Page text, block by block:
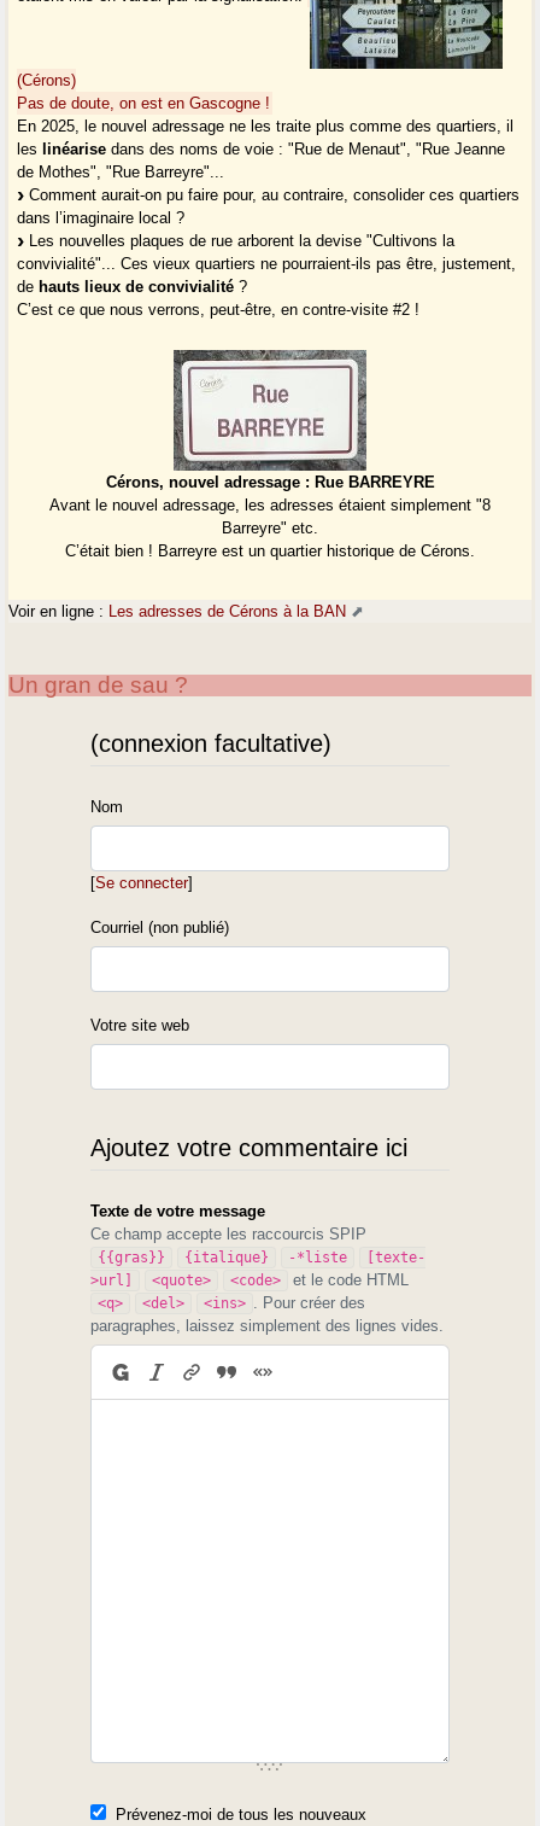
(Cérons)
Pas de doute, on est en Gascogne !
En 2025, le nouvel adressage ne les traite plus comme des quartiers, il
les linéarise dans des noms de voie : "Rue de Menaut", "Rue Jeanne
de Mothes", "Rue Barreyre"...
Comment aurait-on pu faire pour, au contraire, consolider ces quartiers
dans l’imaginaire local ?
Les nouvelles plaques de rue arborent la devise "Cultivons la
convivialité"... Ces vieux quartiers ne pourraient-ils pas être, justement,
de hauts lieux de convivialité ?
C’est ce que nous verrons, peut-être, en contre-visite #2 !
Cérons, nouvel adressage : Rue BARREYRE
Avant le nouvel adressage, les adresses étaient simplement "8
Barreyre" etc.
C’était bien ! Barreyre est un quartier historique de Cérons.
Voir en ligne : Les adresses de Cérons à la BAN
Un gran de sau ?
(connexion facultative)
Nom
[Se connecter]
Courriel (non publié)
Votre site web
Ajoutez votre commentaire ici
Texte de votre message
Ce champ accepte les raccourcis SPIP
{{gras}} {italique} -*liste
[texte-
>url]
<quote> <code> et le code HTML
<q> <del> <ins>
. Pour créer des
paragraphes, laissez simplement des lignes vides.
Prévenez-moi de tous les nouveaux